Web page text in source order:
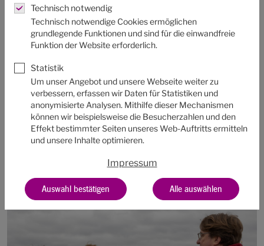
Für viele ist die Unterbringung gemeinsam mit ihrer
Familie oder Reisegruppe ein Muss bei jedem Kirchentag:
beginnt beim gemeinsamen Frühstück und endet beim
abendlichen Wiedersehen an der U-Bahn-Station.
Eine der Quartierschulen und ihren Quartiermeister
Moritz Metzner haben wir besucht und mit ihm über das
besondere Ehrenamt gesprochen. Am Ende verrät er
Technisch notwendig
Technisch notwendige Cookies ermöglichen
grundlegende Funktionen und sind für die einwandfreie
Funktion der Website erforderlich.
Statistik
Um unser Angebot und unsere Webseite weiter zu
verbessern, erfassen wir Daten für Statistiken und
anonymisierte Analysen. Mithilfe dieser Mechanismen
können wir beispielsweise die Besucherzahlen und den
Effekt bestimmter Seiten unseres Web-Auftritts ermitteln
und unsere Inhalte optimieren.
Impressum
Auswahl bestätigen Alle auswählen